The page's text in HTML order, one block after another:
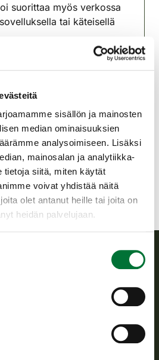
sisällön ja mainosten
median ominaisuuksien
analysoimiseen. Lisäksi
mainosalan ja analytiikka-
tietoja siitä, miten käytät
voivat yhdistää näitä
olet antanut heille tai joita on
heidän palvelujaan.
suorittaa myös verkossa
tai käteisellä
mobiilisovellus sekä
ennen radalle tuloa.
antamia ohjeita.
riistanhoitoyhdistys
kestävää riistataloutta, tukee
sille säädetyistä julkisista